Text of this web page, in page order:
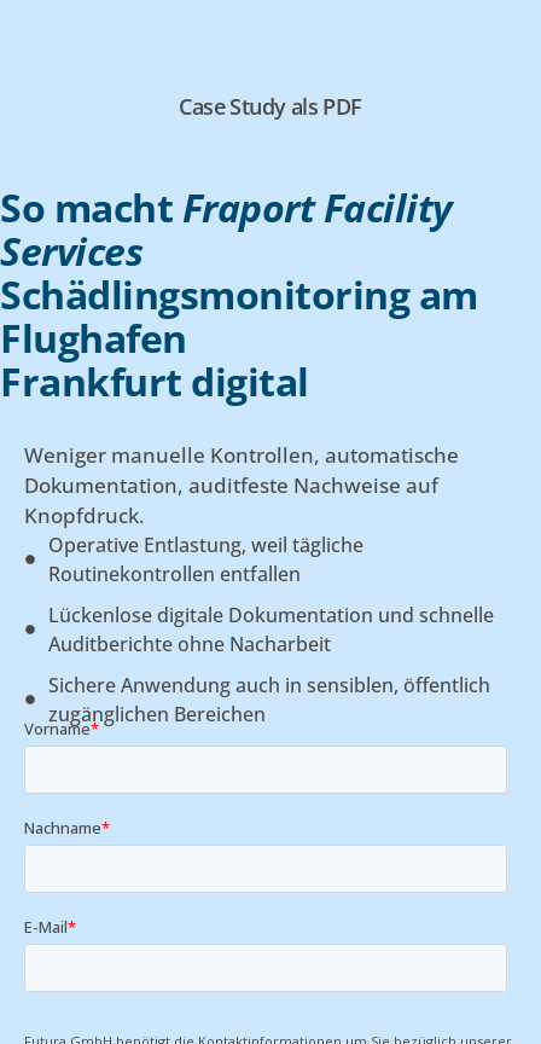
Case Study als PDF
So macht Fraport Facility
Services
Schädlingsmonitoring am
Flughafen
Frankfurt digital
Weniger manuelle Kontrollen, automatische
Dokumentation, auditfeste Nachweise auf
Knopfdruck.
Operative Entlastung, weil tägliche
Routinekontrollen entfallen
Lückenlose digitale Dokumentation und schnelle
Auditberichte ohne Nacharbeit
Sichere Anwendung auch in sensiblen, öffentlich
zugänglichen Bereichen